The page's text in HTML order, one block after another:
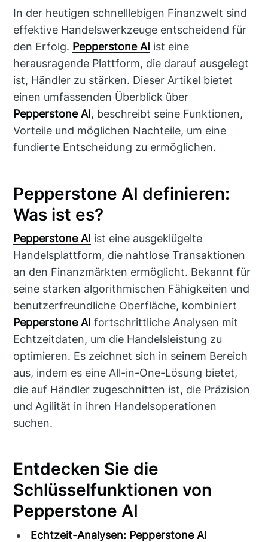
In der heutigen schnelllebigen Finanzwelt sind
effektive Handelswerkzeuge entscheidend für
den Erfolg. Pepperstone AI ist eine
herausragende Plattform, die darauf ausgelegt
ist, Händler zu stärken. Dieser Artikel bietet
einen umfassenden Überblick über
Pepperstone AI, beschreibt seine Funktionen,
Vorteile und möglichen Nachteile, um eine
fundierte Entscheidung zu ermöglichen.
Pepperstone AI definieren:
Was ist es?
Pepperstone AI ist eine ausgeklügelte
Handelsplattform, die nahtlose Transaktionen
an den Finanzmärkten ermöglicht. Bekannt für
seine starken algorithmischen Fähigkeiten und
benutzerfreundliche Oberfläche, kombiniert
Pepperstone AI fortschrittliche Analysen mit
Echtzeitdaten, um die Handelsleistung zu
optimieren. Es zeichnet sich in seinem Bereich
aus, indem es eine All-in-One-Lösung bietet,
die auf Händler zugeschnitten ist, die Präzision
und Agilität in ihren Handelsoperationen
suchen.
Entdecken Sie die
Schlüsselfunktionen von
Pepperstone AI
Echtzeit-Analysen: Pepperstone AI